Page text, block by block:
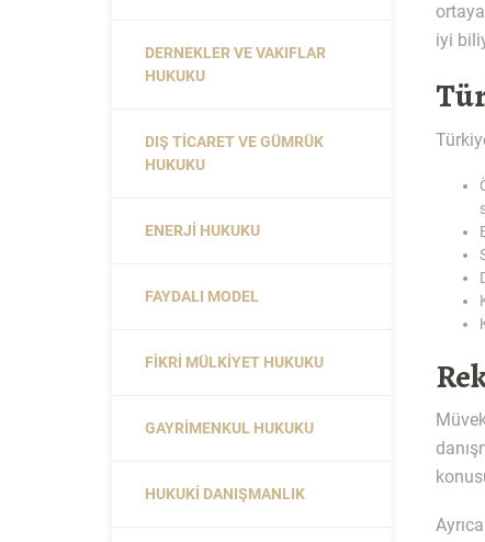
iyi
DERNEKLER VE VAKIFLAR
HUKUKU
DIŞ TICARET VE GÜMRÜK
HUKUKU
ENERJI HUKUKU
FAYDALI MODEL
FIKRI MÜLKIYET HUKUKU
GAYRIMENKUL HUKUKU
HUKUKI DANIŞMANLIK